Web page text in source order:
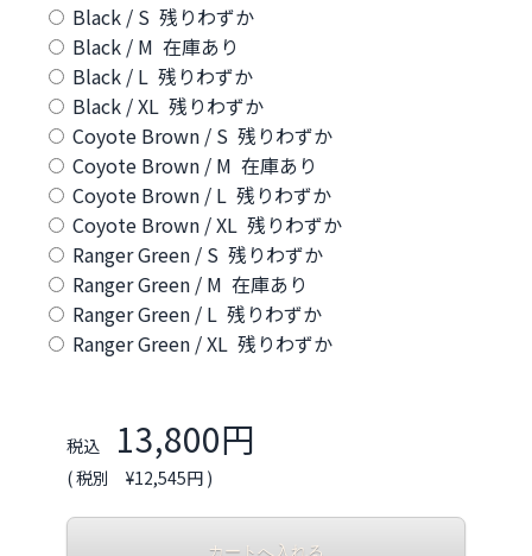
Black / S 残りわずか
Black / M 在庫あり
Black / L 残りわずか
Black / XL 残りわずか
Coyote Brown / S 残りわずか
Coyote Brown / M 在庫あり
Coyote Brown / L 残りわずか
Coyote Brown / XL 残りわずか
Ranger Green / S 残りわずか
Ranger Green / M 在庫あり
Ranger Green / L 残りわずか
Ranger Green / XL 残りわずか
税込 13,800円
( 税別 ¥12,545円 )